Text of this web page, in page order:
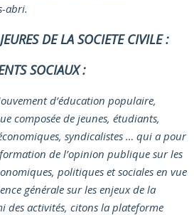
abri.
DE LA SOCIETE CIVILE :
SOCIAUX :
d’éducation populaire,
composée de jeunes, étudiants,
syndicalistes … qui a pour
de l’opinion publique sur les
politiques et sociales en vue
générale sur les enjeux de la
des activités, citons la plateforme